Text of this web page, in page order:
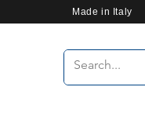
Made in Italy